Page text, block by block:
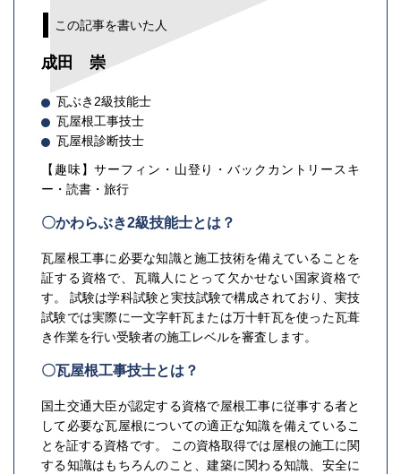
この記事を書いた人
成田 崇
瓦ぶき2級技能士
瓦屋根工事技士
瓦屋根診断技士
【趣味】サーフィン・山登り・バックカントリースキ
ー・読書・旅行
〇かわらぶき2級技能士とは？
瓦屋根工事に必要な知識と施工技術を備えていることを
証する資格で、瓦職人にとって欠かせない国家資格で
す。 試験は学科試験と実技試験で構成されており、実技
試験では実際に一文字軒瓦または万十軒瓦を使った瓦葺
き作業を行い受験者の施工レベルを審査します。
〇瓦屋根工事技士とは？
国土交通大臣が認定する資格で屋根工事に従事する者と
して必要な瓦屋根についての適正な知識を備えているこ
とを証する資格です。 この資格取得では屋根の施工に関
する知識はもちろんのこと、建築に関わる知識、安全に